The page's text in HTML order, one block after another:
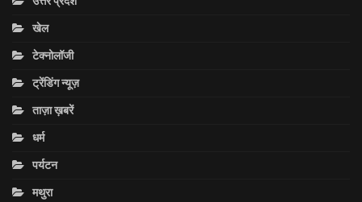
खेल
टेक्नोलॉजी
ट्रेंडिंग न्यूज़
ताज़ा ख़बरें
धर्म
पर्यटन
मथुरा